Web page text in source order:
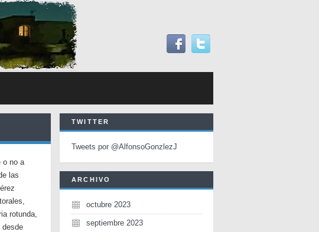
o no a
las
rotunda,
desde
TWITTER
Tweets por @AlfonsoGonzlezJ
ARCHIVO
octubre 2023
septiembre 2023